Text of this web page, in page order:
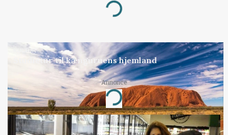
Loading...
KULTUR
Studietur til kænguruens hjemland
Annonce
Loading...